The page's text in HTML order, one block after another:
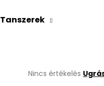
Tanszerek
A
Nincs értékelés